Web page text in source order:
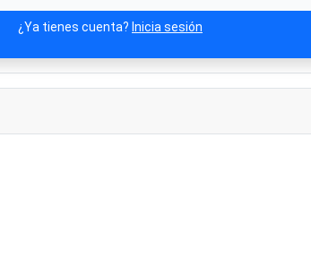
¿Ya tienes cuenta? Inicia sesión